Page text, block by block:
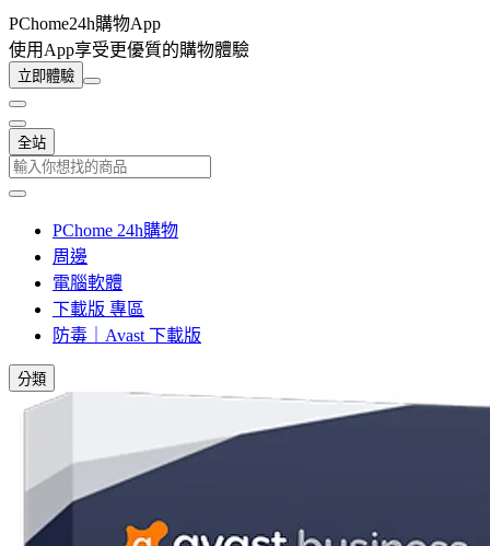
PChome24h購物App
使用App享受更優質的購物體驗
立即體驗
全站
PChome 24h購物
周邊
電腦軟體
下載版 專區
防毒｜Avast 下載版
分類